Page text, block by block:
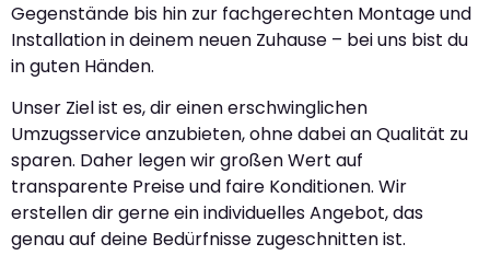
Gegenstände bis hin zur fachgerechten Montage und
Installation in deinem neuen Zuhause – bei uns bist du
in guten Händen.
Unser Ziel ist es, dir einen erschwinglichen
Umzugsservice anzubieten, ohne dabei an Qualität zu
sparen. Daher legen wir großen Wert auf
transparente Preise und faire Konditionen. Wir
erstellen dir gerne ein individuelles Angebot, das
genau auf deine Bedürfnisse zugeschnitten ist.